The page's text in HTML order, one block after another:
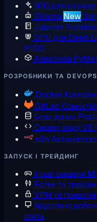
ВПС для
Ollama New
Jupyter
GPU для Deep
H100
Anaconda
РОЗРОБНИКИ ТА DEVOPS
Docker
GitLab
Бази даних
Сервер кодуVS
n8n
ЗАПУСК І ТРЕЙДИНГ
Ігрові сервери
Forex та
VPN та
Віддалена
спить